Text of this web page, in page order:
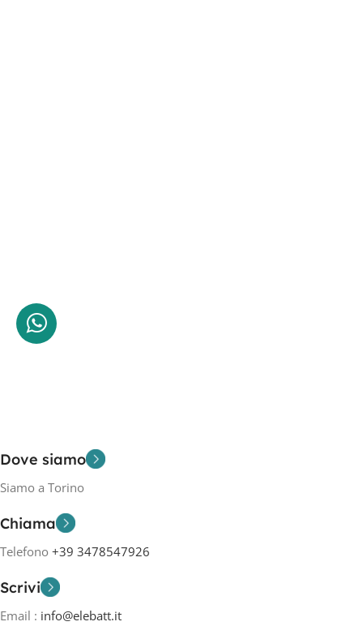
Dove siamo
Siamo a Torino
Chiama
Telefono +39 3478547926
Scrivi
Email : info@elebatt.it